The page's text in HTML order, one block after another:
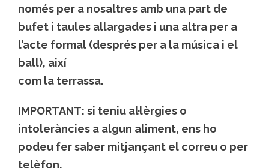
només per a nosaltres amb una part de
bufet i taules allargades i una altra per a
l’acte formal (després per a la música i el
ball), així
com la terrassa.
IMPORTANT: si teniu al·lèrgies o
intoleràncies a algun aliment, ens ho
podeu fer saber mitjançant el correu o per
telèfon.